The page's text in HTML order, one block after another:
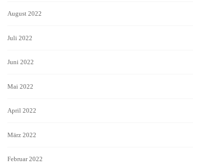
August 2022
Juli 2022
Juni 2022
Mai 2022
April 2022
März 2022
Februar 2022